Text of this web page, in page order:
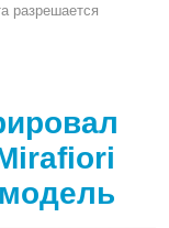
разрешается